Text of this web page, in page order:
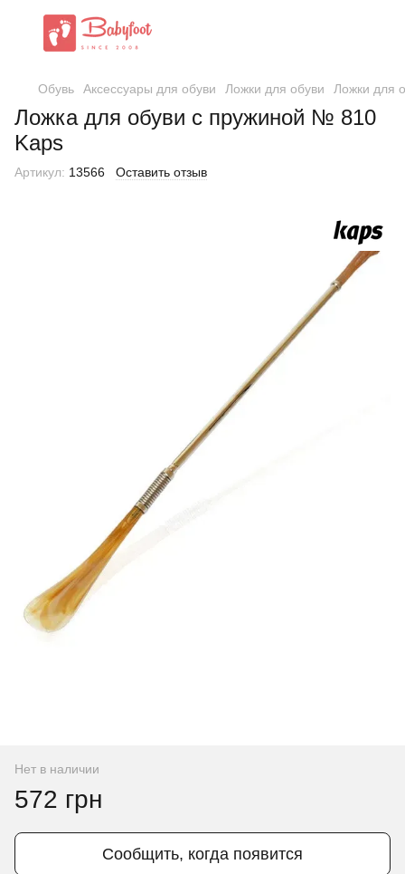
Обувь Аксессуары для обуви Ложки для обуви Ложки для
Ложка для обуви с пружиной № 810
Kaps
Артикул: 13566 Оставить отзыв
Нет в наличии
572 грн
Сообщить, когда появится